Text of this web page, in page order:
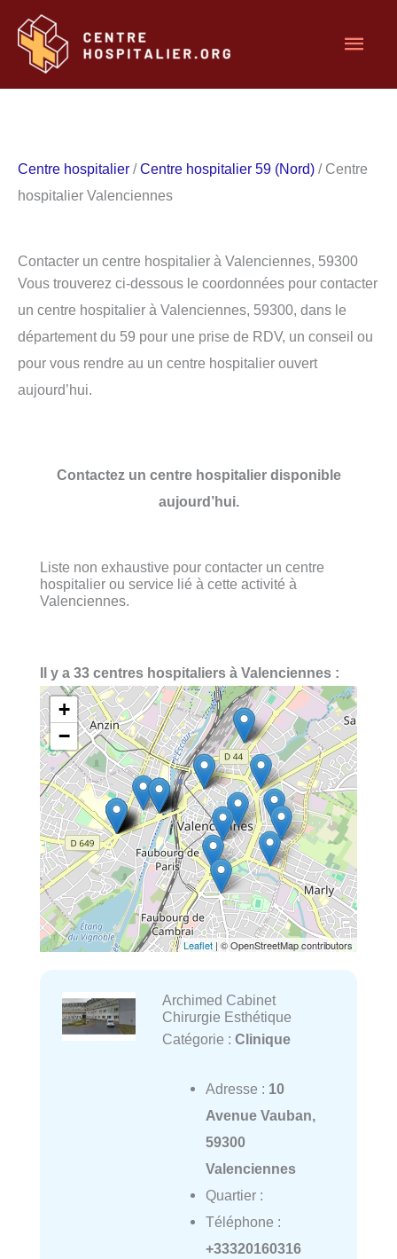
contenu
Centre hospitalier /Centre hospitalier 59 (Nord) / Centre
hospitalier Valenciennes
Contacter un centre hospitalier à Valenciennes, 59300
Vous trouverez ci-dessous le coordonnées pour contacter
un centre hospitalier à Valenciennes, 59300, dans le
département du 59 pour une prise de RDV, un conseil ou
pour vous rendre au un centre hospitalier ouvert
aujourd’hui.
Contactez un centre hospitalier disponible
aujourd’hui.
Liste non exhaustive pour contacter un centre
hospitalier ou service lié à cette activité à
Valenciennes.
Il y a 33 centres hospitaliers à Valenciennes :
+
−
Leaflet | © OpenStreetMap contributors
Archimed Cabinet
Chirurgie Esthétique
Catégorie : Clinique
Adresse : 10
Avenue Vauban,
59300
Valenciennes
Quartier :
Téléphone :
+33320160316